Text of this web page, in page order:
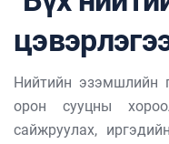
Нийтийн эзэмшлийн
орон сууцны
сайжруулах,